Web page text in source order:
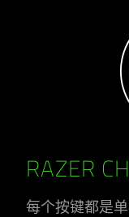
RAZER
每个按键都是